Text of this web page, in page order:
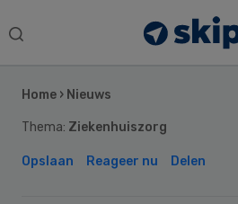
Search
Home › Nieuws
Thema: Ziekenhuiszorg
Opslaan Reageer nu Delen
Sidebar